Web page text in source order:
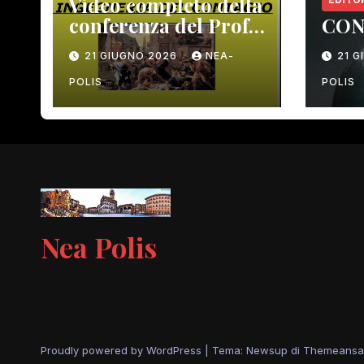
conferenza del Prof.
Macrì del 12 giugno
scorso
21 GIUGNO 2026 NEA-
POLIS
21
POLIS
Nea Polis
Proudly powered by WordPress Tema: Newsup di